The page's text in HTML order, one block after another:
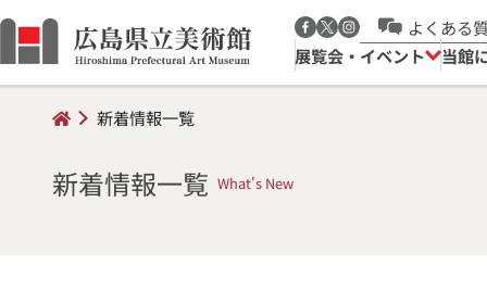
よくある
展覧会・イベント
当館
新着情報一覧
新着情報一覧 What's New